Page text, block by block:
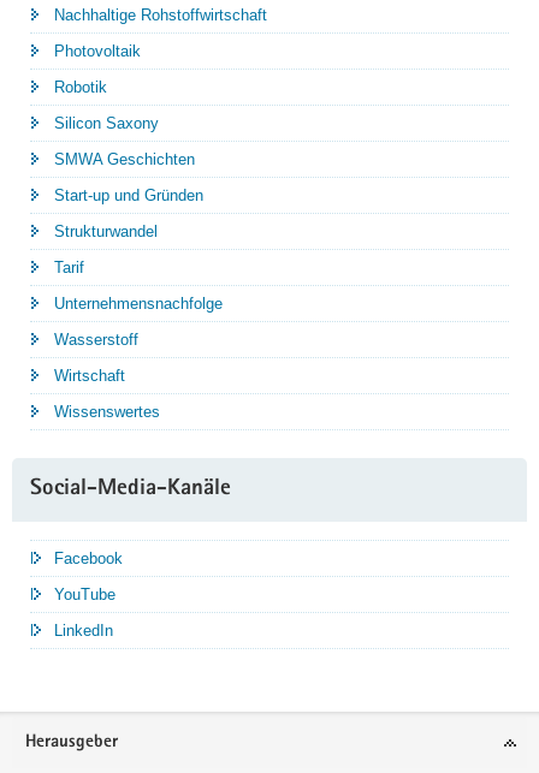
Nachhaltige Rohstoffwirtschaft
Photovoltaik
Robotik
Silicon Saxony
SMWA Geschichten
Start-up und Gründen
Strukturwandel
Tarif
Unternehmensnachfolge
Wasserstoff
Wirtschaft
Wissenswertes
Social-Media-Kanäle
Facebook
YouTube
LinkedIn
Service
Herausgeber